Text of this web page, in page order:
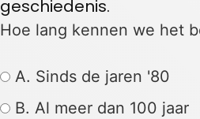
geschiedenis.
Hoe lang kennen we het
A. Sinds de jaren '80
B. Al meer dan 100 jaar